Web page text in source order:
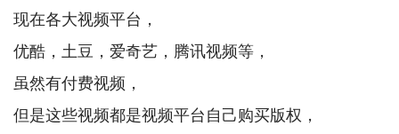
现在各大视频平台，
优酷，土豆，爱奇艺，腾讯视频等，
虽然有付费视频，
但是这些视频都是视频平台自己购买版权，